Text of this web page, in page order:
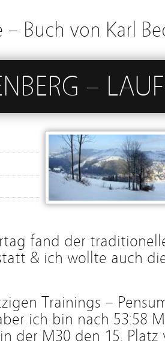
– Buch von Karl
–
fand der
& ich wollte auch
Trainings –
ich bin nach 53:58
der M30 den 15. Platz